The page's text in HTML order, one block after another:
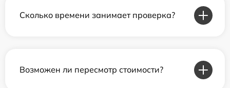
Сколько времени занимает проверка?
Возможен ли пересмотр стоимости?